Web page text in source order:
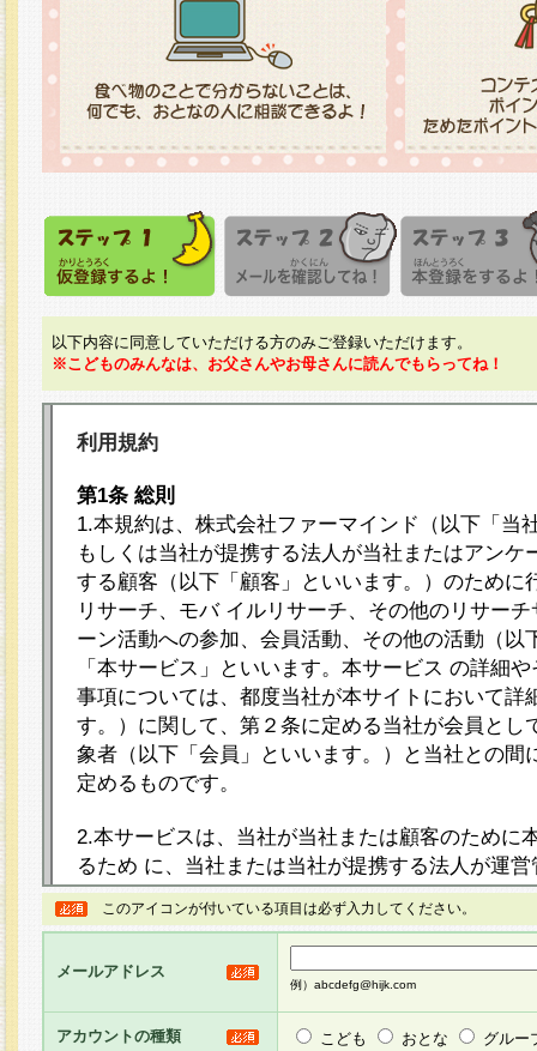
以下内容に同意していただける方のみご登録いただけます。
※こどものみんなは、お父さんやお母さんに読んでもらってね！
利用規約
第1条 総則
1.本規約は、株式会社ファーマインド（以下「当
もしくは当社が提携する法人が当社またはアンケ
する顧客（以下「顧客」といいます。）のために
リサーチ、モバ イルリサーチ、その他のリサー
ーン活動への参加、会員活動、その他の活動（以
「本サービス」といいます。本サービス の詳細
事項については、都度当社が本サイトにおいて詳
す。）に関して、第２条に定める当社が会員とし
象者（以下「会員」といいます。）と当社との間
定めるものです。
2.本サービスは、当社が当社または顧客のために
るため に、当社または当社が提携する法人が運
ト（以下「本サイト」といいます。）上に本サー
ージを設け、会員がアンケー ト調査に回答する
し、その結果を当社が集計・分析その他の利用を
るものです。なお、本サービスは、それぞれの目
員に対して本サービスの依頼を行うこともあり、
た全ての会員に対して本サービスの依頼をすると
このアイコンが付いている項目は必ず入力してください。
メールアドレス
例）abcdefg@hijk.com
アカウントの種類 こども おとな グルー